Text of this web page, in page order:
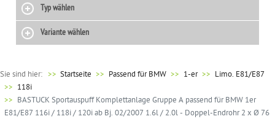
Typ wählen
Variante wählen
Sie sind hier: >> Startseite Passend für BMW 1-er
Limo. E81/E87
118i
BASTUCK Sportauspuff Komplettanlage Gruppe A passend für BMW 1er
E81/E87 116i / 118i / 120i ab Bj. 02/2007 1.6l / 2.0l - Doppel-Endrohr 2 x Ø 76